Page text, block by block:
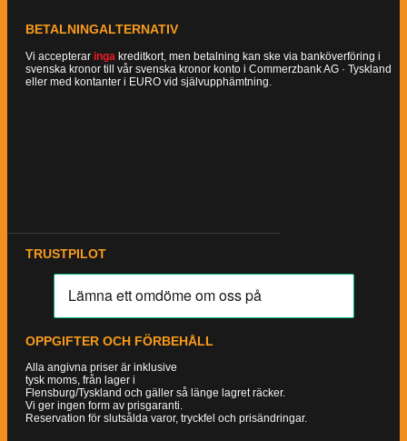
BETALNINGALTERNATIV
Vi accepterar inga kreditkort, men betalning kan ske via banköverföring i
svenska kronor till vår svenska kronor konto i Commerzbank AG · Tyskland
eller med kontanter i EURO vid självupphämtning.
TRUSTPILOT
OPPGIFTER OCH FÖRBEHÅLL
Alla angivna priser är inklusive
tysk moms, från lager i
Flensburg/Tyskland och gäller så länge lagret räcker.
Vi ger ingen form av prisgaranti.
Reservation för slutsålda varor, tryckfel och prisändringar.